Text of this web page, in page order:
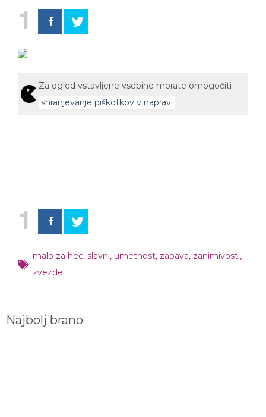
1
Za ogled vstavljene vsebine morate omogočiti
shranjevanje piškotkov v napravi
1
malo za hec, slavni, umetnost, zabava, zanimivosti,
zvezde
Najbolj brano